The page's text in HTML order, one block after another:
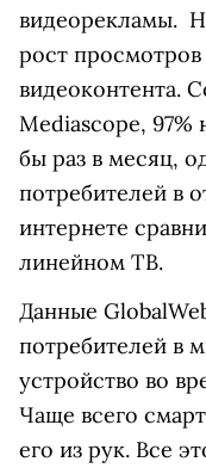
видеорекламы.
рост
видеоконтента.
Mediascope, 97%
бы раз в месяц,
потребителей в
интернете
линейном ТВ.
Данные
потребителей в
устройство во
Чаще всего
его из рук. Все